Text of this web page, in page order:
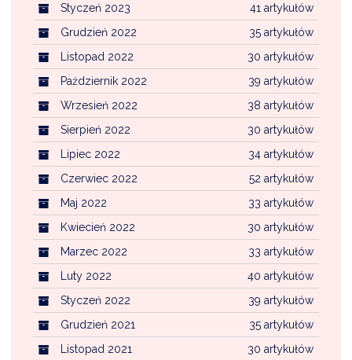
41 artykułów
Styczeń 2023
35 artykułów
Grudzień 2022
30 artykułów
Listopad 2022
39 artykułów
Październik 2022
38 artykułów
Wrzesień 2022
30 artykułów
Sierpień 2022
34 artykułów
Lipiec 2022
52 artykułów
Czerwiec 2022
33 artykułów
Maj 2022
30 artykułów
Kwiecień 2022
33 artykułów
Marzec 2022
40 artykułów
Luty 2022
39 artykułów
Styczeń 2022
35 artykułów
Grudzień 2021
30 artykułów
Listopad 2021